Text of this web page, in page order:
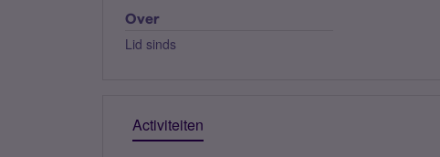
Over
Lid sinds
Activiteiten